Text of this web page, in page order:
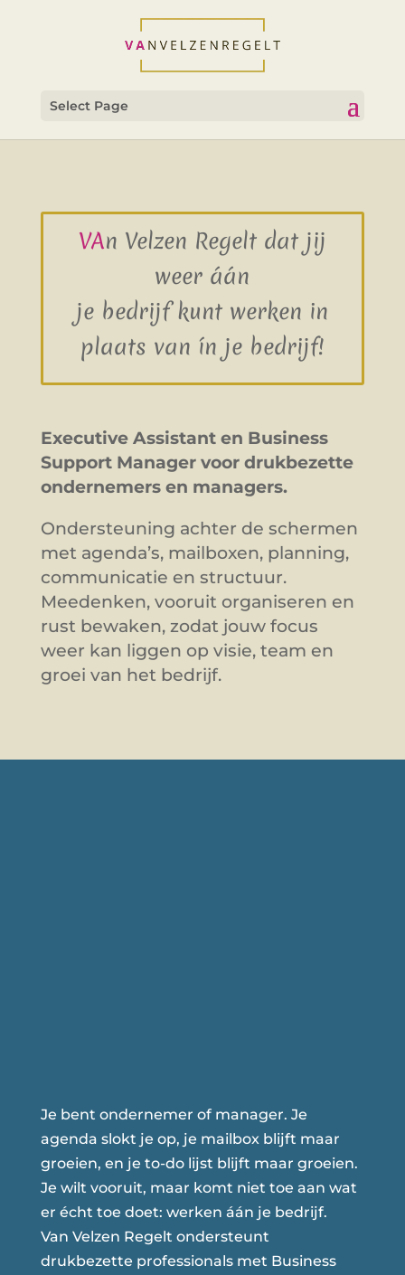
Select Page
VAn Velzen Regelt dat jij
weer áán
je bedrijf kunt werken in
plaats van ín je bedrijf!
Executive Assistant en Business
Support Manager voor drukbezette
ondernemers en managers.
Ondersteuning achter de schermen
met agenda’s, mailboxen, planning,
communicatie en structuur.
Meedenken, vooruit organiseren en
rust bewaken, zodat jouw focus
weer kan liggen op visie, team en
groei van het bedrijf.
Je bent ondernemer of manager. Je
agenda slokt je op, je mailbox blijft maar
groeien, en je to-do lijst blijft maar groeien.
Je wilt vooruit, maar komt niet toe aan wat
er écht toe doet: werken áán je bedrijf.
Van Velzen Regelt ondersteunt
drukbezette professionals met Business